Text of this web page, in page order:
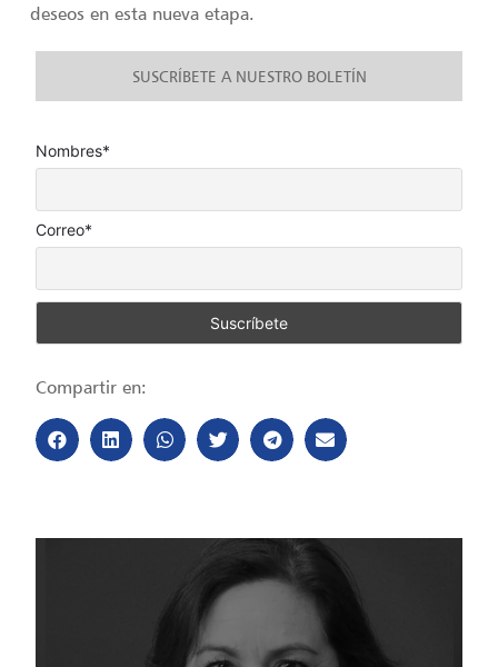
deseos en esta nueva etapa.
SUSCRÍBETE A NUESTRO BOLETÍN
Nombres*
Correo*
Compartir en: